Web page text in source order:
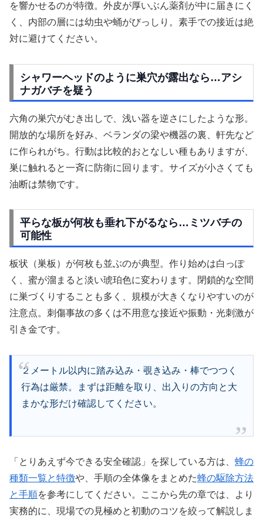
を響かせるのが特徴。外皮が厚いぶん薬剤が中に届きにく
く、内部の層には幼虫や蛹がびっしり。素手での接近は絶
対に避けてください。
シャワーヘッドのように巣穴が露出なら…アシ
ナガバチを疑う
六角の巣穴がむき出しで、浅い器を逆さにしたような形。
開放的な場所を好み、ベランダの梁や機器の裏、軒先など
に作られがち。行動は比較的おとなしい種もありますが、
巣に触れると一斉に防衛に回ります。サイズが小さくても
油断は禁物です。
平らな板が何枚も垂れ下がるなら…ミツバチの
可能性
板状（巣板）が何枚も並ぶのが典型。作り始めは白っぽ
く、蜜が溜まると淡い琥珀色に変わります。閉鎖的な空間
に巣づくりすることも多く、規模が大きくなりやすいのが
注意点。刺傷事故の多くは不用意な接近や振動・光刺激が
引き金です。
２メートル以内に踏み込み・覗き込み・棒でつつく
行為は厳禁。まずは距離を取り、出入りの方向と大
まかな形だけ確認してください。
「とりあえず今できる安全確認」を探している方は、 蜂の
種類一覧と特徴や、手順の全体像をまとめた蜂の駆除方法
と手順を参考にしてください。ここから先の章では、より
実務的に、現場での見極めと初動のコツを絞って解説しま